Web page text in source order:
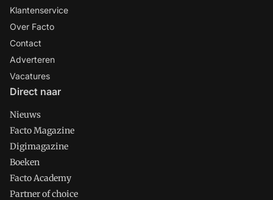
Klantenservice
Over Facto
Contact
Adverteren
Vacatures
Direct naar
Nieuws
Facto Magazine
Digimagazine
Boeken
Facto Academy
Partner of choice